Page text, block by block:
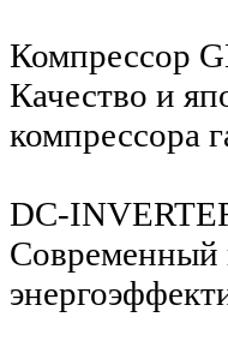
Компрессор
Качество и
компрессора
DC-
Современный